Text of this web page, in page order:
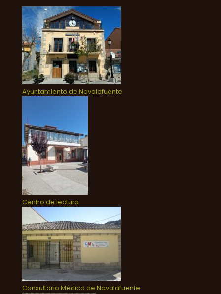
Ayuntamiento de Navalafuente
Centro de lectura
Consultorio Médico de Navalafuente